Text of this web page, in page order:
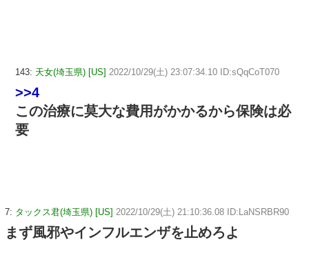
143: 天女(埼玉県) [US] 2022/10/29(土) 23:07:34.10 ID:sQqCoT070
>>4
この治療に莫大な費用がかかるから保険は必
要
7: タックス君(埼玉県) [US] 2022/10/29(土) 21:10:36.08 ID:LaNSRBR90
まず風邪やインフルエンザを止めろよ